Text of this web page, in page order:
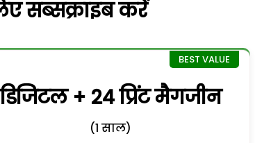
सब्सक्राइब करें
डिजिटल + 24 प्रिंट मैगजीन
(1 साल)